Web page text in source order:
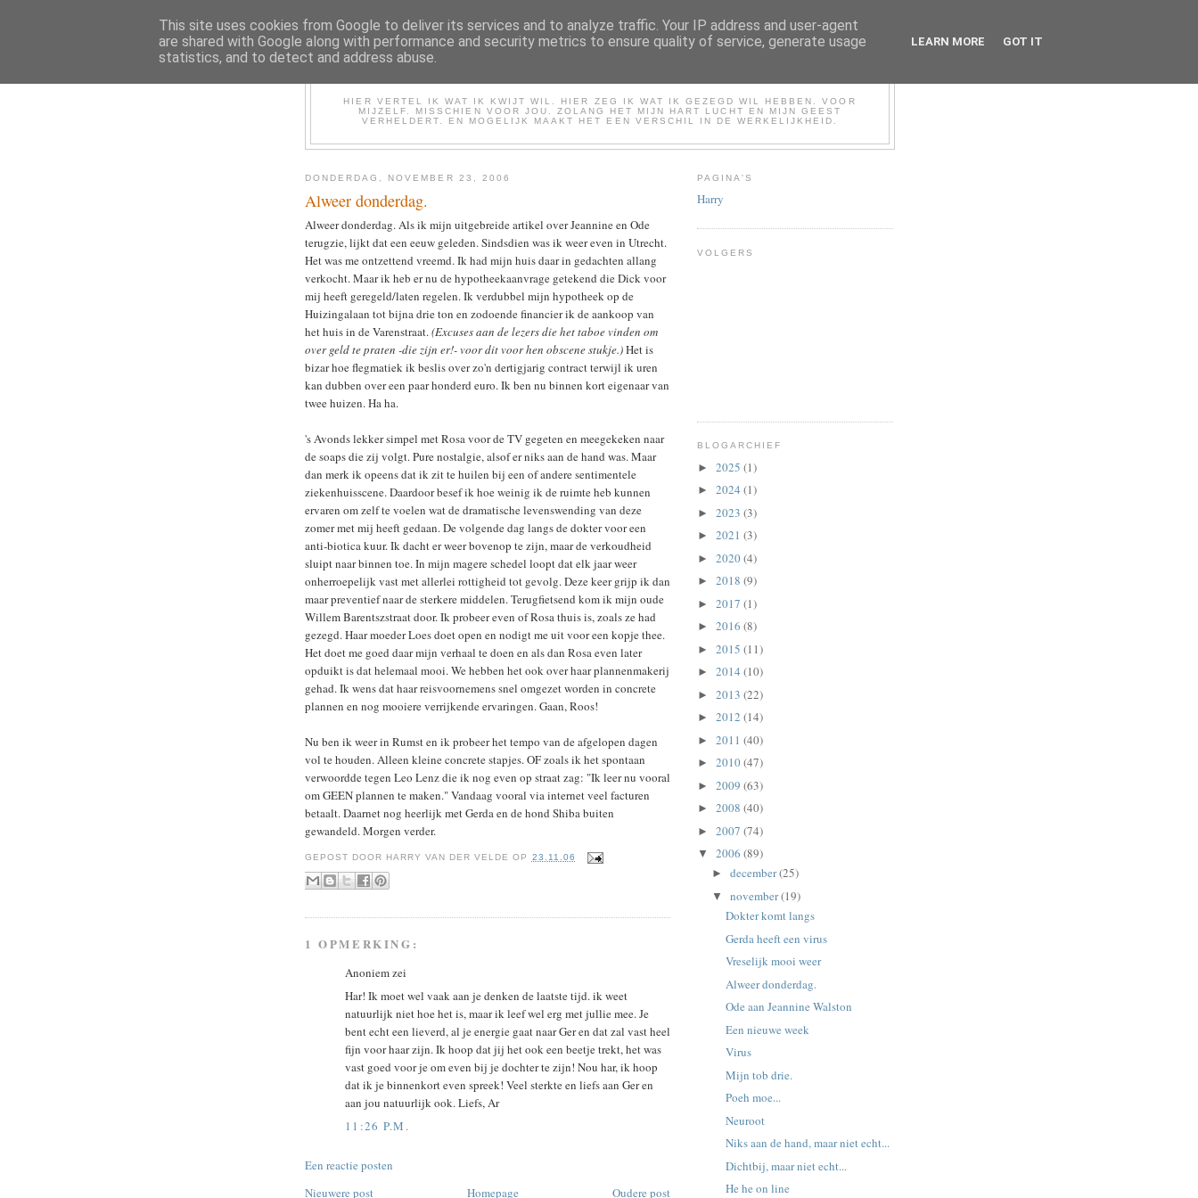
HIER VERTEL IK WAT IK KWIJT WIL. HIER ZEG IK WAT IK GEZEGD WIL HEBBEN. VOOR
MIJZELF. MISSCHIEN VOOR JOU. ZOLANG HET MIJN HART LUCHT EN MIJN GEEST
VERHELDERT. EN MOGELIJK MAAKT HET EEN VERSCHIL IN DE WERKELIJKHEID.
DONDERDAG, NOVEMBER 23, 2006
Alweer donderdag.
Alweer donderdag. Als ik mijn uitgebreide artikel over Jeannine en Ode
terugzie, lijkt dat een eeuw geleden. Sindsdien was ik weer even in Utrecht.
Het was me ontzettend vreemd. Ik had mijn huis daar in gedachten allang
verkocht. Maar ik heb er nu de hypotheekaanvrage getekend die Dick voor
mij heeft geregeld/laten regelen. Ik verdubbel mijn hypotheek op de
Huizingalaan tot bijna drie ton en zodoende financier ik de aankoop van
het huis in de Varenstraat.(Excuses aan de lezers die het taboe vinden om
over geld te praten -die zijn er!- voor dit voor hen obscene stukje.)Het is
bizar hoe flegmatiek ik beslis over zo'n dertigjarig contract terwijl ik uren
kan dubben over een paar honderd euro. Ik ben nu binnen kort eigenaar van
twee huizen. Ha ha.
's Avonds lekker simpel met Rosa voor de TV gegeten en meegekeken naar
de soaps die zij volgt. Pure nostalgie, alsof er niks aan de hand was. Maar
dan merk ik opeens dat ik zit te huilen bij een of andere sentimentele
ziekenhuisscene. Daardoor besef ik hoe weinig ik de ruimte heb kunnen
ervaren om zelf te voelen wat de dramatische levenswending van deze
zomer met mij heeft gedaan. De volgende dag langs de dokter voor een
anti-biotica kuur. Ik dacht er weer bovenop te zijn, maar de verkoudheid
sluipt naar binnen toe. In mijn magere schedel loopt dat elk jaar weer
onherroepelijk vast met allerlei rottigheid tot gevolg. Deze keer grijp ik dan
maar preventief naar de sterkere middelen. Terugfietsend kom ik mijn oude
Willem Barentszstraat door. Ik probeer even of Rosa thuis is, zoals ze had
gezegd. Haar moeder Loes doet open en nodigt me uit voor een kopje thee.
Het doet me goed daar mijn verhaal te doen en als dan Rosa even later
opduikt is dat helemaal mooi. We hebben het ook over haar plannenmakerij
gehad. Ik wens dat haar reisvoornemens snel omgezet worden in concrete
plannen en nog mooiere verrijkende ervaringen. Gaan, Roos!
Nu ben ik weer in Rumst en ik probeer het tempo van de afgelopen dagen
vol te houden. Alleen kleine concrete stapjes. OF zoals ik het spontaan
verwoordde tegen Leo Lenz die ik nog even op straat zag: "Ik leer nu vooral
om GEEN plannen te maken." Vandaag vooral via internet veel facturen
betaalt. Daarnet nog heerlijk met Gerda en de hond Shiba buiten
gewandeld. Morgen verder.
GEPOST DOOR HARRY VAN DER VELDE OP 23.11.06
1 OPMERKING:
Anoniem zei
Har! Ik moet wel vaak aan je denken de laatste tijd. ik weet
natuurlijk niet hoe het is, maar ik leef wel erg met jullie mee. Je
bent echt een lieverd, al je energie gaat naar Ger en dat zal vast heel
fijn voor haar zijn. Ik hoop dat jij het ook een beetje trekt, het was
vast goed voor je om even bij je dochter te zijn! Nou har, ik hoop
dat ik je binnenkort even spreek! Veel sterkte en liefs aan Ger en
aan jou natuurlijk ook. Liefs, Ar
11:26 P.M.
Een reactie posten
Nieuwere post
Oudere post
Homepage
PAGINA'S
Harry
VOLGERS
BLOGARCHIEF
► 2025 (1)
► 2024 (1)
► 2023 (3)
► 2021 (3)
► 2020(4)
► 2018 (9)
► 2017 (1)
► 2016 (8)
► 2015 (11)
► 2014 (10)
► 2013 (22)
► 2012 (14)
► 2011 (40)
► 2010(47)
► 2009 (63)
► 2008 (40)
► 2007 (74)
▼ 2006 (89)
► december(25)
▼ november(19)
Dokter komt langs
Gerda heeft een virus
Vreselijk mooi weer
Alweer donderdag.
Ode aan Jeannine Walston
Een nieuwe week
Virus
Mijn tob drie.
Poeh moe...
Neuroot
Niks aan de hand, maar niet echt...
Dichtbij, maar niet echt...
He he on line
This site uses cookies from Google to deliver its services and to analyze traffic. Your IP address and user-agent
are shared with Google along with performance and security metrics to ensure quality of service, generate usage
statistics, and to detect and address abuse.
LEARN MORE GOT IT